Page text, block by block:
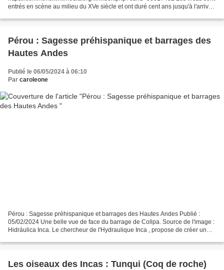
entrés en scène au milieu du XVe siècle et ont duré cent ans jusqu'à l'arrivée
Pérou : Sagesse préhispanique et barrages des
Hautes Andes
Publié le 06/05/2024 à 06:10
Par caroleone
Pérou : Sagesse préhispanique et barrages des Hautes Andes Publié :
05/02/2024 Une belle vue de face du barrage de Collpa. Source de l'image :
Hidráulica Inca. Le chercheur de l'Hydraulique Inca , propose de créer un
Les oiseaux des Incas : Tunqui (Coq de roche)